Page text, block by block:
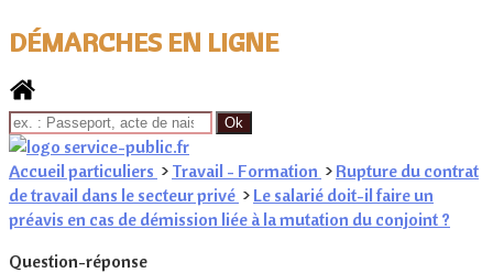
DÉMARCHES EN LIGNE
Accueil particuliers > Travail - Formation > Rupture du contrat
de travail dans le secteur privé > Le salarié doit-il faire un
préavis en cas de démission liée à la mutation du conjoint ?
Question-réponse